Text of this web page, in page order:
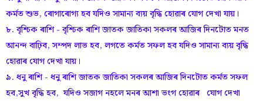
কৰ্মত শুভ, ৰোগাৰোগ্য হব যদিও সামান্য ব্যয় বৃদ্ধি হোৱাৰ যোগ দেখা যায়।
৮. বৃশ্চিক ৰাশি - বৃশ্চিক ৰাশি জাতক জাতিকা সকলৰ আজিৰ দিনটোত মনত
আনন্দ বাঢ়িব, সম্পদ লাভ হব, লগতে কৰ্মত সফল হব যদিও সামান্য ব্যয় বৃদ্ধি
হোৱাৰ যোগ দেখা যায়।
৯. ধনু ৰাশি - ধনু ৰাশি জাতক জাতিকা সকলৰ আজিৰ দিনটোত কৰ্মত সফল
হব,সুখ বৃদ্ধি হব, যদিও সজাগ নহলে মনৰ আশা ভংগ হোৱাৰ যোগ দেখা